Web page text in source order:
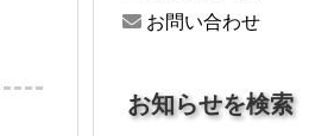
お問い合わせ
お知らせを検索